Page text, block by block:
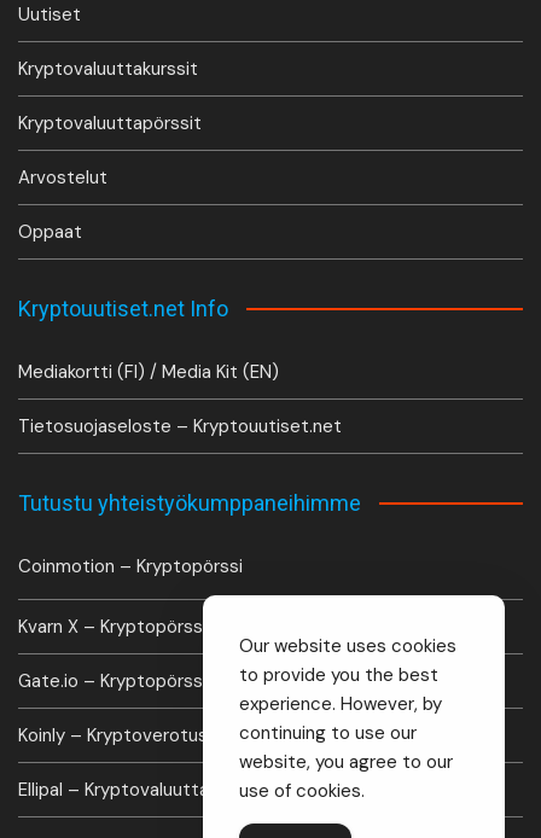
Uutiset
Kryptovaluuttakurssit
Kryptovaluuttapörssit
Arvostelut
Oppaat
Kryptouutiset.net Info
Mediakortti (FI) / Media Kit (EN)
Tietosuojaseloste – Kryptouutiset.net
Tutustu yhteistyökumppaneihimme
Coinmotion – Kryptopörssi
Kvarn X – Kryptopörssi
Gate.io – Kryptopörssi
Koinly – Kryptoverotus laskuri
Ellipal – Kryptovaluutta lompakko
Our website uses cookies
to provide you the best
experience. However, by
continuing to use our
website, you agree to our
use of cookies.